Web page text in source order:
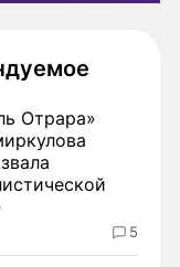
Отрара»
5